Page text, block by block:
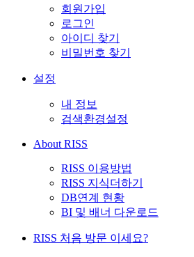
회원가입
로그인
아이디 찾기
비밀번호 찾기
설정
내 정보
검색환경설정
About RISS
RISS 이용방법
RISS 지식더하기
DB연계 현황
BI 및 배너 다운로드
RISS 처음 방문 이세요?